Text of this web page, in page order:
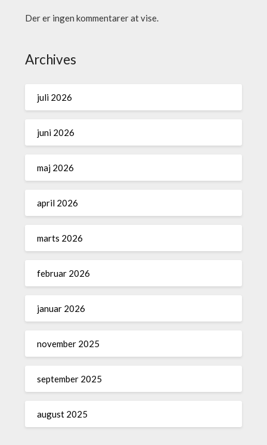
Der er ingen kommentarer at vise.
Archives
juli 2026
juni 2026
maj 2026
april 2026
marts 2026
februar 2026
januar 2026
november 2025
september 2025
august 2025